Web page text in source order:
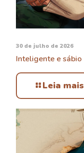
30 de julho de 2026
Inteligente e sábio
Leia mais